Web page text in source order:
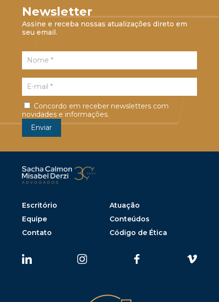
Newsletter
Assine e receba nossas atualizações direto em
seu email.
Concordo em receber newsletters com
novidades e informações.
Escritório
Atuação
Equipe
Conteúdos
Contato
Código de Ética